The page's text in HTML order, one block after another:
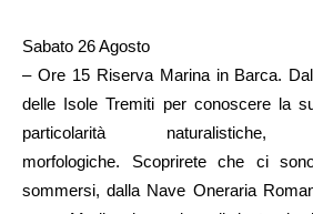
Sabato 26 Agosto
– Ore 15 Riserva Marina in Barca.
delle Isole Tremiti per conoscere la
particolarità
morfologiche. Scoprirete che ci
sommersi, dalla Nave Oneraria